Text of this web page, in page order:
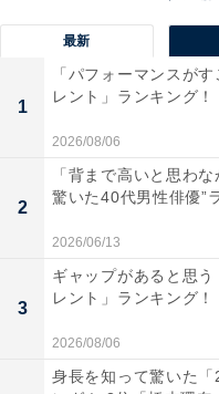
1位：清水寺／73票
1位に選ばれたのは、清
京都を代表する名刹「
ても人気。春・夏・秋
アップされた舞台や三
最新
1
「パフォーマンスが
レント」ランキング！
2026/08/06
2
「背まで高いと思わ
驚いた40代男性俳優”
2026/06/13
3
ギャップがあると思
レント」ランキング！
2026/08/06
身長を知って驚いた